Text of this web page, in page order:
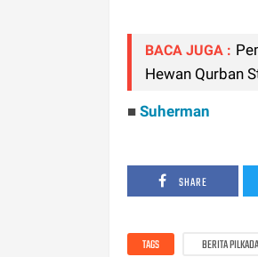
BACA JUGA :
Hewan Qurban
■ Suherman
SHARE
TAGS BERITA PILKADA